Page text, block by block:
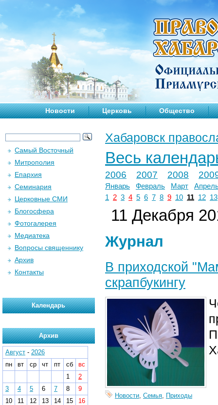
Новости Церковь Общество
Хабаровск
Весь
2006 2007 2008
Январь Февраль Март
1
2 3 4 5 6 7 8 9 10 11 12 13
11 Декабря
Журнал
В приходской
скрапбукингу
Новости, Семья, Приходы
Самый Восточный
Митрополия
Епархия
Семинария
Церковные СМИ
Блогосфера
Фотогалерея
Медиатека
Вопросы священнику
Архив
Контакты
Календарь
Архив
Август - 2026
пн
вт ср чт пт сб
вс
1
2
3
4 5 6 7 8
9
10
11 12 13 14 15
16